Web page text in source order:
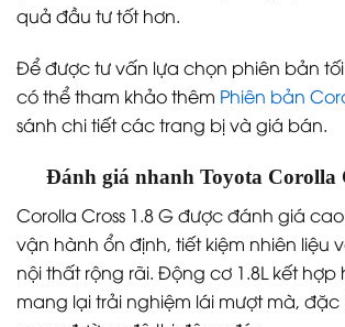
quả đầu tư tốt hơn.
Để được tư vấn lựa chọn phiên bản
có thể tham khảo thêm Phiên bản
sánh chi tiết các trang bị và giá bán.
Đánh giá nhanh Toyota Corolla
Corolla Cross 1.8 G được đánh giá
vận hành ổn định, tiết kiệm nhiên liệu
nội thất rộng rãi. Động cơ 1.8L kết hợp
mang lại trải nghiệm lái mượt mà,